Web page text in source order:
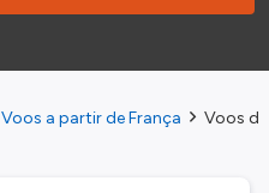
Voos a partir de França Voos